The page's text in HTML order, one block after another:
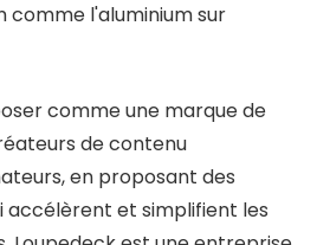
comme l'aluminium sur
comme une marque de
de contenu
en proposant des
accélèrent et simplifient les